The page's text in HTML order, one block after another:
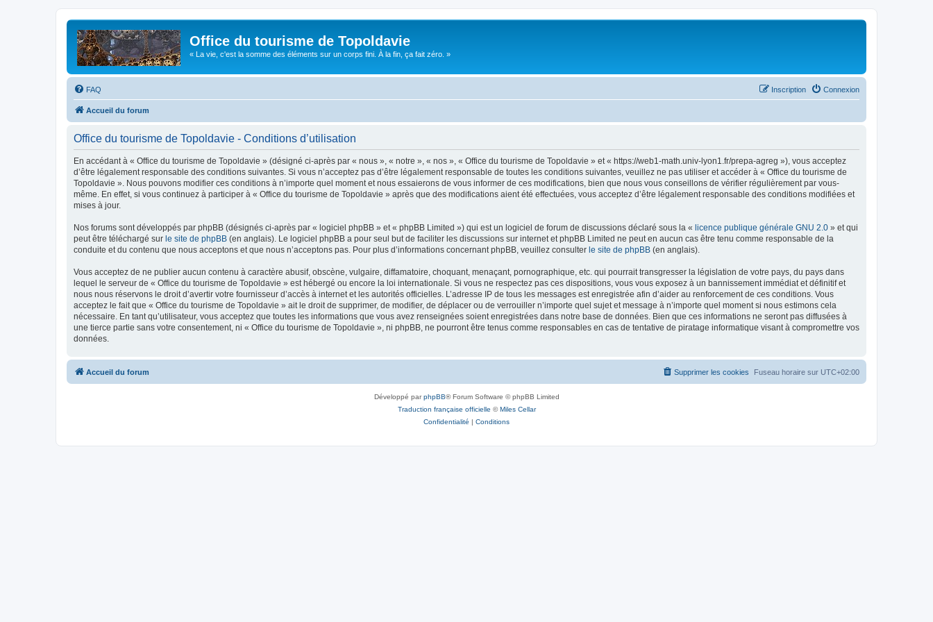
Office du tourisme de Topoldavie
« La vie, c'est la somme des éléments sur un corps fini. À la fin, ça fait zéro. »
FAQ Connexion
Inscription
Accueil du forum
Office du tourisme de Topoldavie - Conditions d’utilisation
En accédant à « Office du tourisme de Topoldavie » (désigné ci-après par « nous », « notre », « nos », « Office du tourisme de Topoldavie » et « https://web1-math.univ-lyon1.fr/prepa-agreg »), vous acceptez
d’être légalement responsable des conditions suivantes. Si vous n’acceptez pas d’être légalement responsable de toutes les conditions suivantes, veuillez ne pas utiliser et accéder à « Office du tourisme de
Topoldavie ». Nous pouvons modifier ces conditions à n’importe quel moment et nous essaierons de vous informer de ces modifications, bien que nous vous conseillons de vérifier régulièrement par vous-
même. En effet, si vous continuez à participer à « Office du tourisme de Topoldavie » après que des modifications aient été effectuées, vous acceptez d’être légalement responsable des conditions modifiées et
mises à jour.
Nos forums sont développés par phpBB (désignés ci-après par « logiciel phpBB » et « phpBB Limited ») qui est un logiciel de forum de discussions déclaré sous la « licence publique générale GNU 2.0 » et qui
peut être téléchargé sur le site de phpBB (en anglais). Le logiciel phpBB a pour seul but de faciliter les discussions sur internet et phpBB Limited ne peut en aucun cas être tenu comme responsable de la
conduite et du contenu que nous acceptons et que nous n’acceptons pas. Pour plus d’informations concernant phpBB, veuillez consulter le site de phpBB (en anglais).
Vous acceptez de ne publier aucun contenu à caractère abusif, obscène, vulgaire, diffamatoire, choquant, menaçant, pornographique, etc. qui pourrait transgresser la législation de votre pays, du pays dans
lequel le serveur de « Office du tourisme de Topoldavie » est hébergé ou encore la loi internationale. Si vous ne respectez pas ces dispositions, vous vous exposez à un bannissement immédiat et définitif et
nous nous réservons le droit d’avertir votre fournisseur d’accès à internet et les autorités officielles. L’adresse IP de tous les messages est enregistrée afin d’aider au renforcement de ces conditions. Vous
acceptez le fait que « Office du tourisme de Topoldavie » ait le droit de supprimer, de modifier, de déplacer ou de verrouiller n’importe quel sujet et message à n’importe quel moment si nous estimons cela
nécessaire. En tant qu’utilisateur, vous acceptez que toutes les informations que vous avez renseignées soient enregistrées dans notre base de données. Bien que ces informations ne seront pas diffusées à
une tierce partie sans votre consentement, ni « Office du tourisme de Topoldavie », ni phpBB, ne pourront être tenus comme responsables en cas de tentative de piratage informatique visant à compromettre vos
données.
Accueil du forum Fuseau horaire sur UTC+02:00
Supprimer les cookies
Développé parphpBB® Forum Software © phpBB Limited
Traduction française officielle ©Miles Cellar
Confidentialité | Conditions